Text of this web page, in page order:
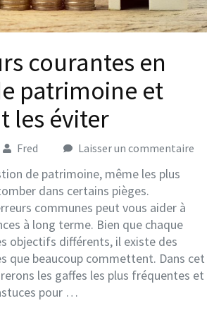
courantes en
patrimoine et
les éviter
Fred Laisser un commentaire
de patrimoine, même les plus
dans certains pièges.
communes peut vous aider à
à long terme. Bien que chaque
objectifs différents, il existe des
que beaucoup commettent. Dans cet
les gaffes les plus fréquentes et
pour …